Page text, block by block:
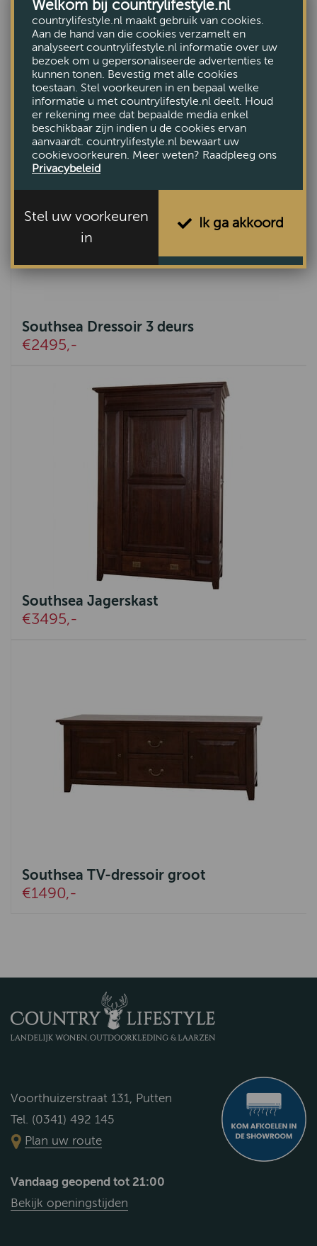
Southsea TV-dressoir klein
€1195,-
Southsea Dressoir 3 deurs
€2495,-
Southsea Jagerskast
€3495,-
Southsea TV-dressoir groot
€1490,-
Voorthuizerstraat 131, Putten
Tel. (0341) 492 145
Plan uw route
Vandaag geopend tot 21:00
Bekijk openingstijden
Welkom bij countrylifestyle.nl
countrylifestyle.nl maakt gebruik van cookies.
Aan de hand van die cookies verzamelt en
analyseert countrylifestyle.nl informatie over uw
bezoek om u gepersonaliseerde advertenties te
kunnen tonen. Bevestig met alle cookies
toestaan. Stel voorkeuren in en bepaal welke
informatie u met countrylifestyle.nl deelt. Houd
er rekening mee dat bepaalde media enkel
beschikbaar zijn indien u de cookies ervan
aanvaardt. countrylifestyle.nl bewaart uw
cookievoorkeuren. Meer weten? Raadpleeg ons
Privacybeleid
Stel uw voorkeuren
in
Ik ga akkoord